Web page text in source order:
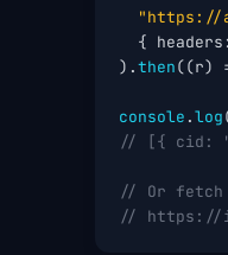
"https://
{
).then((r)
console .log
// [{ cid:
// Or fetch
// https://